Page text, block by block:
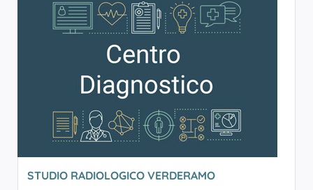
STUDIO RADIOLOGICO VERDERAMO